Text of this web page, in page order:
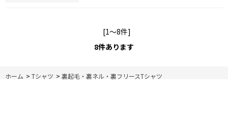
[1～8件]
8件あります
ホーム > Tシャツ > 裏起毛・裏ネル・裏フリースTシャツ